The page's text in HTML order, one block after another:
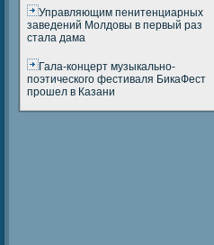
Управляющим пенитенциарных
заведений Молдовы в первый раз
стала дама
Гала-концерт музыкально-
поэтического фестиваля БикаФест
прошел в Казани